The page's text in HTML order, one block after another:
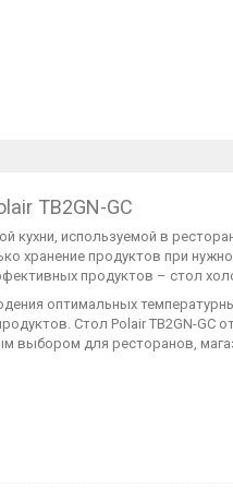
TB2GN-GC
используемой в
хранение продуктов при
продуктов – стол
оптимальных
Стол Polair TB2GN-GC
выбором для ресторанов,